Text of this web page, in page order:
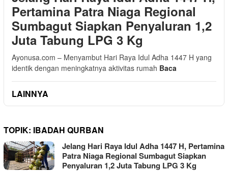
Pertamina Patra Niaga Regional
Sumbagut Siapkan Penyaluran 1,2
Juta Tabung LPG 3 Kg
Ayonusa.com – Menyambut Hari Raya Idul Adha 1447 H yang
identik dengan meningkatnya aktivitas rumah Baca
LAINNYA
TOPIK: IBADAH QURBAN
Jelang Hari Raya Idul Adha 1447 H, Pertamina
Patra Niaga Regional Sumbagut Siapkan
Penyaluran 1,2 Juta Tabung LPG 3 Kg